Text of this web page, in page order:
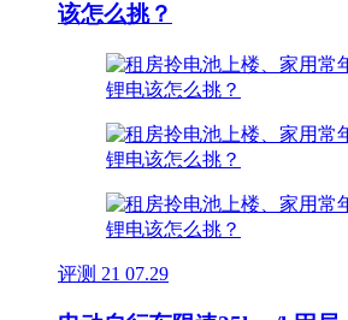
该怎么挑？
评测 21 07.29